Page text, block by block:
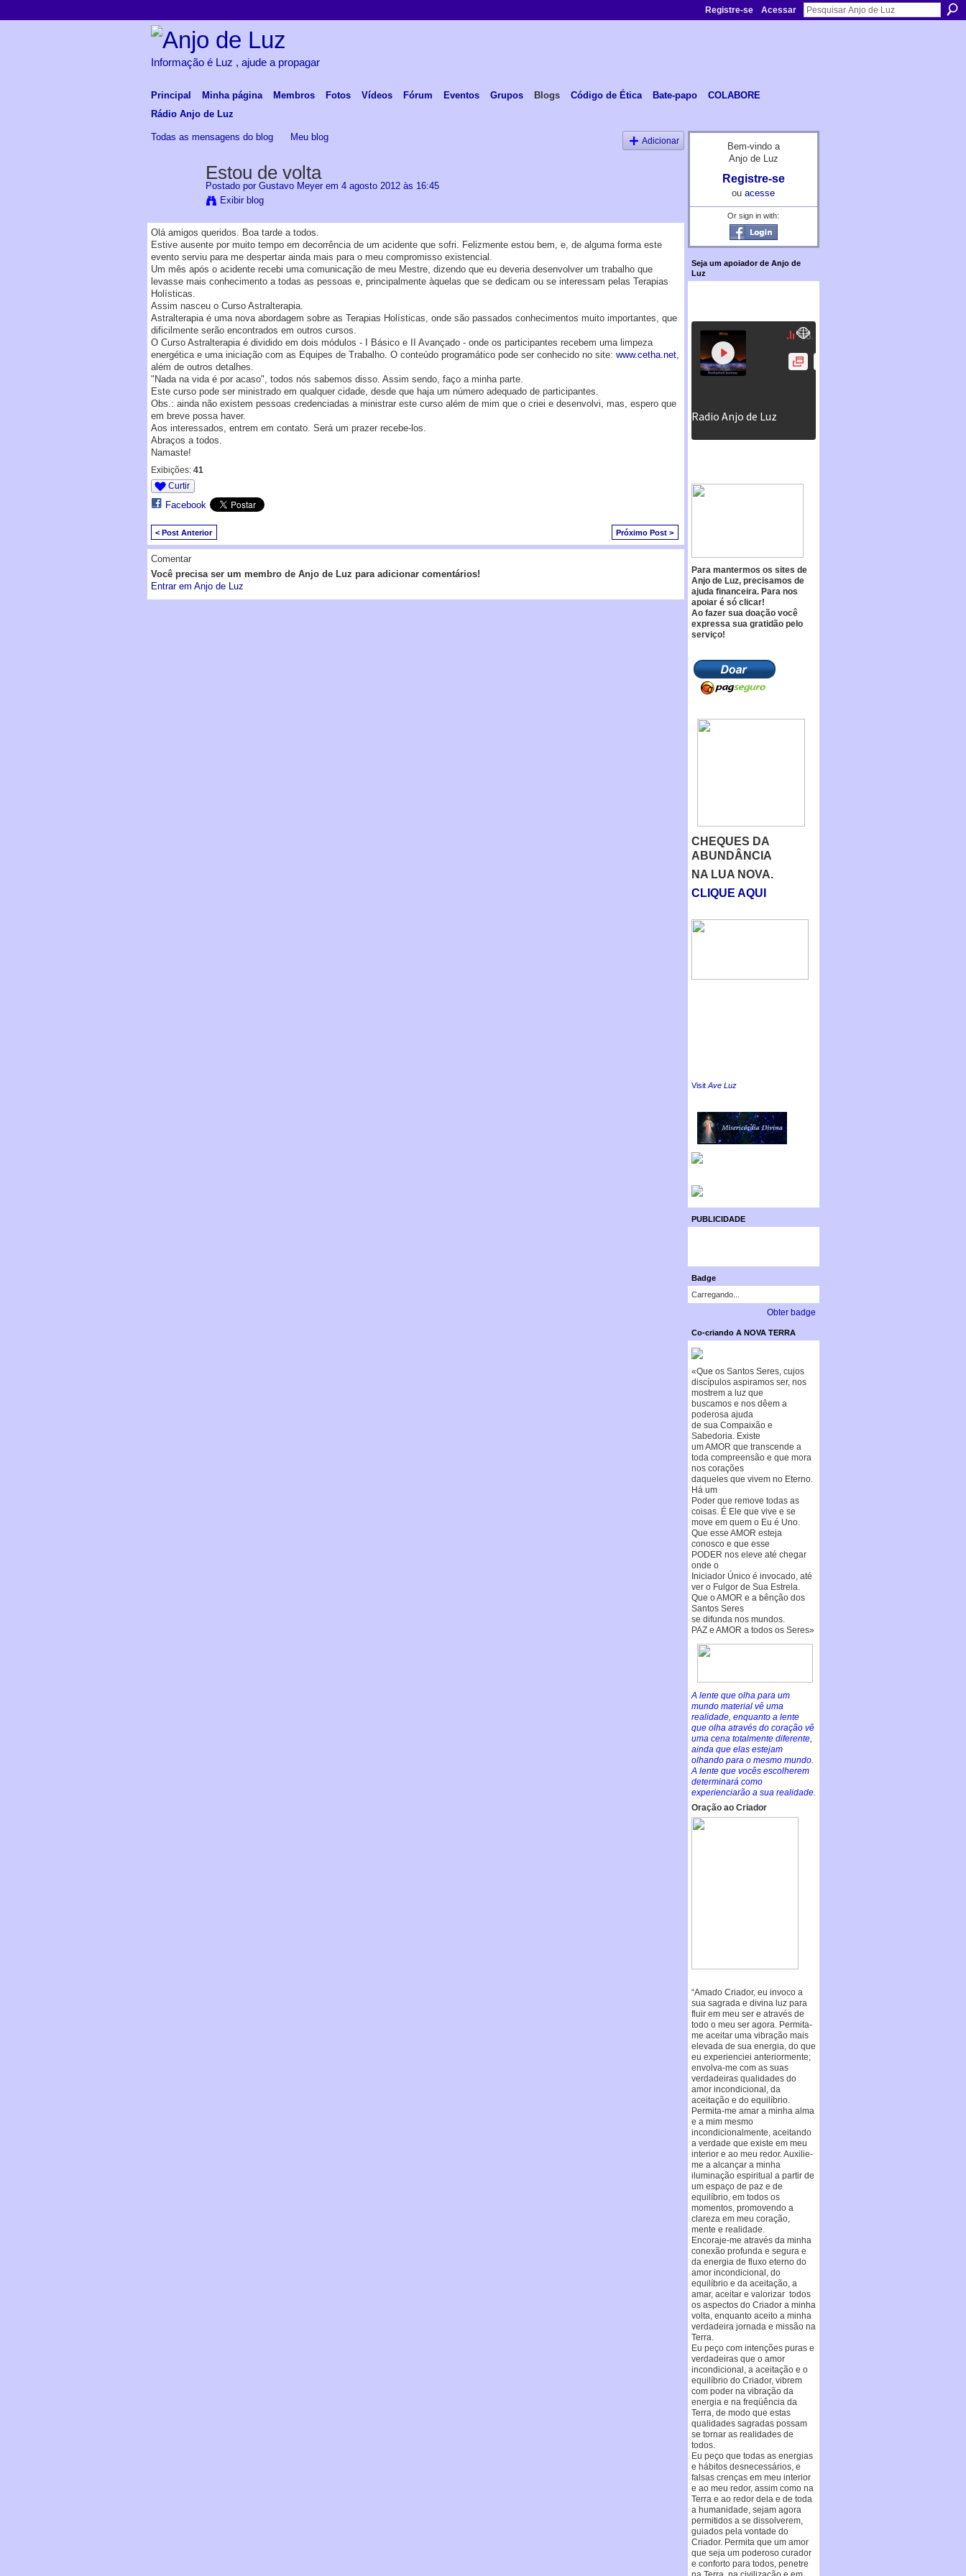
Registre-se Acessar
Informação é Luz , ajude a propagar
Principal Minha página Membros Fotos Vídeos Fórum Eventos Grupos Blogs Código de Ética Bate-papo
COLABORE
Rádio Anjo de Luz
Todas as mensagens do blog Meu blog Adicionar
Estou de volta
Postado por Gustavo Meyerem 4 agosto 2012 às 16:45
Exibir blog
Olá amigos queridos. Boa tarde a todos.
Estive ausente por muito tempo em decorrência de um acidente que sofri. Felizmente estou bem, e, de alguma forma este
evento serviu para me despertar ainda mais para o meu compromisso existencial.
Um mês após o acidente recebi uma comunicação de meu Mestre, dizendo que eu deveria desenvolver um trabalho que
levasse mais conhecimento a todas as pessoas e, principalmente àquelas que se dedicam ou se interessam pelas Terapias
Holísticas.
Assim nasceu o Curso Astralterapia.
Astralterapia é uma nova abordagem sobre as Terapias Holísticas, onde são passados conhecimentos muito importantes, que
dificilmente serão encontrados em outros cursos.
O Curso Astralterapia é dividido em dois módulos - I Básico e II Avançado - onde os participantes recebem uma limpeza
energética e uma iniciação com as Equipes de Trabalho. O conteúdo programático pode ser conhecido no site: www.cetha.net,
além de outros detalhes.
"Nada na vida é por acaso", todos nós sabemos disso. Assim sendo, faço a minha parte.
Este curso pode ser ministrado em qualquer cidade, desde que haja um número adequado de participantes.
Obs.: ainda não existem pessoas credenciadas a ministrar este curso além de mim que o criei e desenvolvi, mas, espero que
em breve possa haver.
Aos interessados, entrem em contato. Será um prazer recebe-los.
Abraços a todos.
Namaste!
Exibições: 41
Curtir
Facebook
< Post Anterior Próximo Post >
Comentar
Você precisa ser um membro de Anjo de Luz para adicionar comentários!
Entrar em Anjo de Luz
Bem-vindo a
Anjo de Luz
Registre-se
ou acesse
Or sign in with:
Seja um apoiador de Anjo de
Luz
Para mantermos os sites de
Anjo de Luz, precisamos de
ajuda financeira. Para nos
apoiar é só clicar!
Ao fazer sua doação você
expressa sua gratidão pelo
serviço!
CHEQUES DA
ABUNDÂNCIA
NA LUA NOVA.
CLIQUE AQUI
Visit Ave Luz
PUBLICIDADE
Badge
Carregando...
Obter badge
Co-criando A NOVA TERRA
«Que os Santos Seres, cujos
discípulos aspiramos ser, nos
mostrem a luz que
buscamos e nos dêem a
poderosa ajuda
de sua Compaixão e
Sabedoria. Existe
um AMOR que transcende a
toda compreensão e que mora
nos corações
daqueles que vivem no Eterno.
Há um
Poder que remove todas as
coisas. É Ele que vive e se
move em quem o Eu é Uno.
Que esse AMOR esteja
conosco e que esse
PODER nos eleve até chegar
onde o
Iniciador Único é invocado, até
ver o Fulgor de Sua Estrela.
Que o AMOR e a bênção dos
Santos Seres
se difunda nos mundos.
PAZ e AMOR a todos os Seres»
A lente que olha para um
mundo material vê uma
realidade, enquanto a lente
que olha através do coração vê
uma cena totalmente diferente,
ainda que elas estejam
olhando para o mesmo mundo.
A lente que vocês escolherem
determinará como
experienciarão a sua realidade.
Oração ao Criador
“Amado Criador, eu invoco a
sua sagrada e divina luz para
fluir em meu ser e através de
todo o meu ser agora. Permita-
me aceitar uma vibração mais
elevada de sua energia, do que
eu experienciei anteriormente;
envolva-me com as suas
verdadeiras qualidades do
amor incondicional, da
aceitação e do equilíbrio.
Permita-me amar a minha alma
e a mim mesmo
incondicionalmente, aceitando
a verdade que existe em meu
interior e ao meu redor. Auxilie-
me a alcançar a minha
iluminação espiritual a partir de
um espaço de paz e de
equilíbrio, em todos os
momentos, promovendo a
clareza em meu coração,
mente e realidade.
Encoraje-me através da minha
conexão profunda e segura e
da energia de fluxo eterno do
amor incondicional, do
equilíbrio e da aceitação, a
amar, aceitar e valorizar todos
os aspectos do Criador a minha
volta, enquanto aceito a minha
verdadeira jornada e missão na
Terra.
Eu peço com intenções puras e
verdadeiras que o amor
incondicional, a aceitação e o
equilíbrio do Criador, vibrem
com poder na vibração da
energia e na freqüência da
Terra, de modo que estas
qualidades sagradas possam
se tornar as realidades de
todos.
Eu peço que todas as energias
e hábitos desnecessários, e
falsas crenças em meu interior
e ao meu redor, assim como na
Terra e ao redor dela e de toda
a humanidade, sejam agora
permitidos a se dissolverem,
guiados pela vontade do
Criador. Permita que um amor
que seja um poderoso curador
e conforto para todos, penetre